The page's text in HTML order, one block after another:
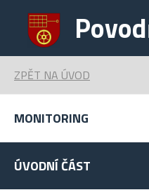
ZPĚT NA ÚVOD
MONITORING
ÚVODNÍ ČÁST